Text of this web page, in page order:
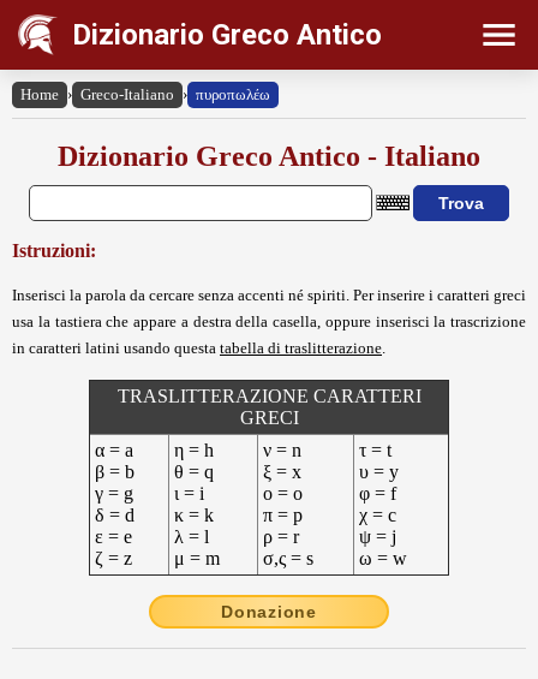
Dizionario Greco Antico
Home › Greco-Italiano › πυροπωλέω
Dizionario Greco Antico - Italiano
Istruzioni:
Inserisci la parola da cercare senza accenti né spiriti. Per inserire i caratteri greci
usa la tastiera che appare a destra della casella, oppure inserisci la trascrizione
in caratteri latini usando questa tabella di traslitterazione
TRASLITTERAZIONE CARATTERI
GRECI
α = a
β = b
γ = g
δ = d
ε = e
ζ = z
η = h
θ = q
ι = i
κ = k
λ = l
μ = m
ν = n
ξ = x
ο = o
π = p
ρ = r
σ,ς = s
τ = t
υ = y
φ = f
χ = c
ψ = j
ω = w
Donazione